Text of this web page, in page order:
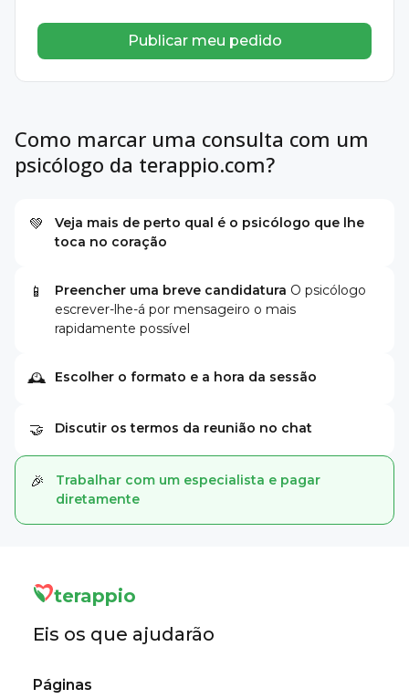
Publicar meu pedido
Como marcar uma consulta com um
psicólogo da terappio.com?
💚
Veja mais de perto qual é o psicólogo que lhe
toca no coração
📱 Preencher uma breve candidatura O psicólogo
escrever-lhe-á por mensageiro o mais
rapidamente possível
🕰 Escolher o formato e a hora da sessão
🤝 Discutir os termos da reunião no chat
🎉
Trabalhar com um especialista e pagar
diretamente
terappio
Eis os que ajudarão
Páginas